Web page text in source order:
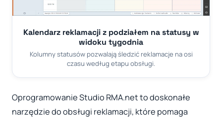
Kalendarz reklamacji z podziałem na statusy w
widoku tygodnia
Kolumny statusów pozwalają śledzić reklamacje na osi
czasu według etapu obsługi.
Oprogramowanie Studio RMA.net to doskonałe
narzędzie do obsługi reklamacji, które pomaga